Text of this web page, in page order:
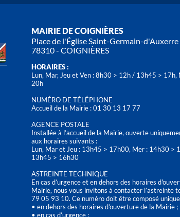
MAIRIE DE COIGNIÈRES
Place de l'Église Saint-Germain-d'Auxerre
78310 - COIGNIÈRES
HORAIRES :
Lun, Mar, Jeu et Ven : 8h30 > 12h / 13h45 > 17h,
20h
NUMÉRO DE TÉLÉPHONE
Accueil de la Mairie : 01 30 13 17 77
AGENCE POSTALE
Installée à l’accueil de la Mairie, ouverte
aux horaires suivants :
Lun, Mar et Jeu : 13h45 > 17h00, Mer : 14h30 >
13h45 > 16h30
ASTREINTE TECHNIQUE
En cas d’urgence et en dehors des horaires
Mairie, nous vous invitons à contacter l’astreinte
79 05 93 10. Ce numéro doit être composé
• en dehors des horaires d’ouverture de la Mairie ;
• en cas d’urgence ;